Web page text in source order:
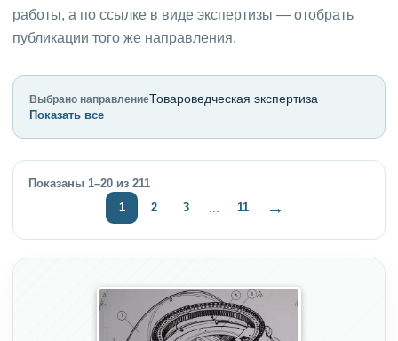
работы, а по ссылке в виде экспертизы — отобрать
публикации того же направления.
Выбрано направлениеТовароведческая экспертиза
Показать все
Показаны 1–20 из 211
1
2 3 11 →